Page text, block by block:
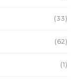
(33)
(62)
(1)